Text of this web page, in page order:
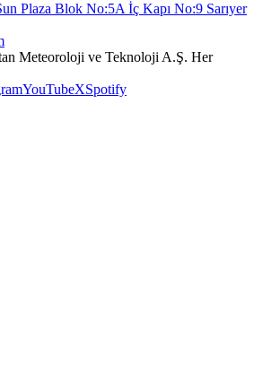
Plaza Blok No:5A İç Kapı No:9 Sarıyer
Meteoroloji ve Teknoloji A.Ş. Her
YouTubeXSpotify